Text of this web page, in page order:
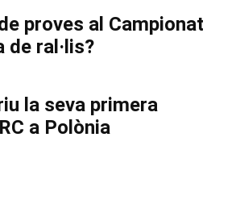
proves al Campionat
de ral·lis?
la seva primera
a Polònia